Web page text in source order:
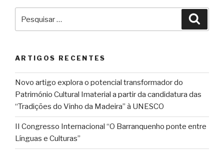
por:
ARTIGOS RECENTES
Novo artigo explora o potencial transformador do
Património Cultural Imaterial a partir da candidatura das
“Tradições do Vinho da Madeira” à UNESCO
II Congresso Internacional “O Barranquenho ponte entre
Línguas e Culturas”